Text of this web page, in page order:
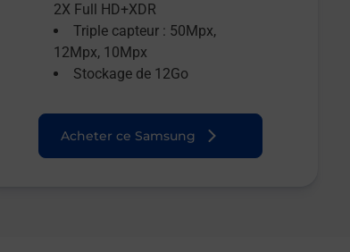
2X Full HD+XDR
Triple capteur : 50Mpx,
12Mpx, 10Mpx
Stockage de 12Go
Acheter ce Samsung